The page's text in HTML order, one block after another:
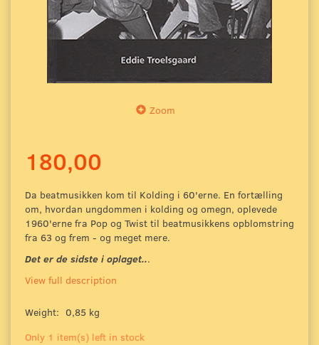
Zoom
180,00
Da beatmusikken kom til Kolding i 60'erne. En fortælling
om, hvordan ungdommen i kolding og omegn, oplevede
1960'erne fra Pop og Twist til beatmusikkens opblomstring
fra 63 og frem - og meget mere.
Det er de sidste i oplaget...
View full description
Weight: 0,85 kg
Only 1 item(s) left in stock